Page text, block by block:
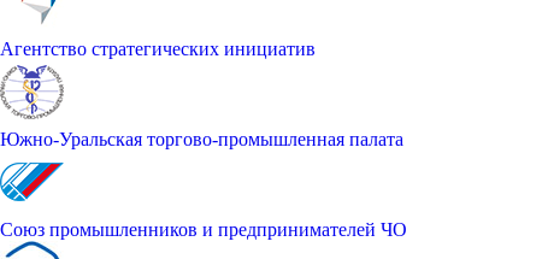
Агентство стратегических инициатив
Южно-Уральская торгово-промышленная палата
Союз промышленников и предпринимателей ЧО